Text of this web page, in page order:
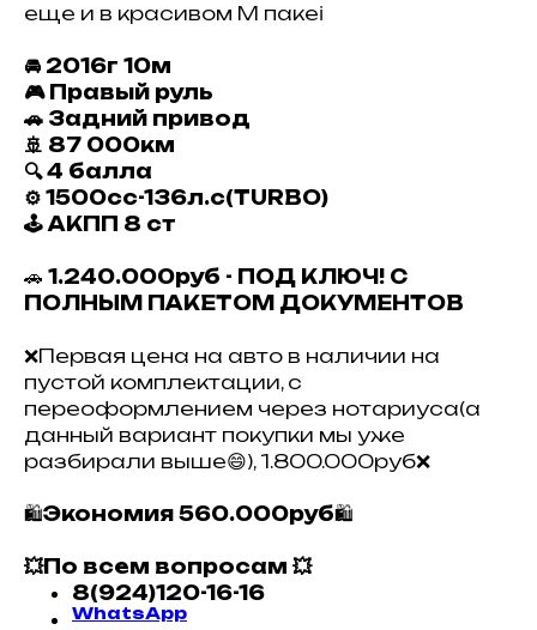
еще и в красивом M пакеℹ️
🚘 2016г 10м
🎮 Правый руль
🚗 Задний привод
🚢 87 000км
🔍 4 балла
⚙️ 1500сс-136л.с(TURBO)
🕹 АКПП 8 ст
🚗 1.240.000руб - ПОД КЛЮЧ! С
ПОЛНЫМ ПАКЕТОМ ДОКУМЕНТОВ
❌Первая цена на авто в наличии на
пустой комплектации, с
переоформлением через нотариуса(а
данный вариант покупки мы уже
разбирали выше😄), 1.800.000руб❌
🛍Экономия 560.000руб🛍
💥По всем вопросам 💥
8(924)120-16-16
WhatsApp